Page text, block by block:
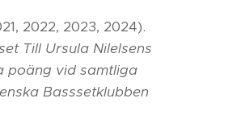
2022, 2023, 2024).
Till Ursula Nilelsens
poäng vid samtliga
Basssetklubben